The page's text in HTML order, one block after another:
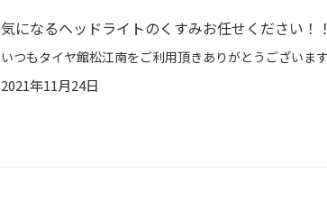
気になるヘッドライトのくすみお任せください！！
2021年11月24日